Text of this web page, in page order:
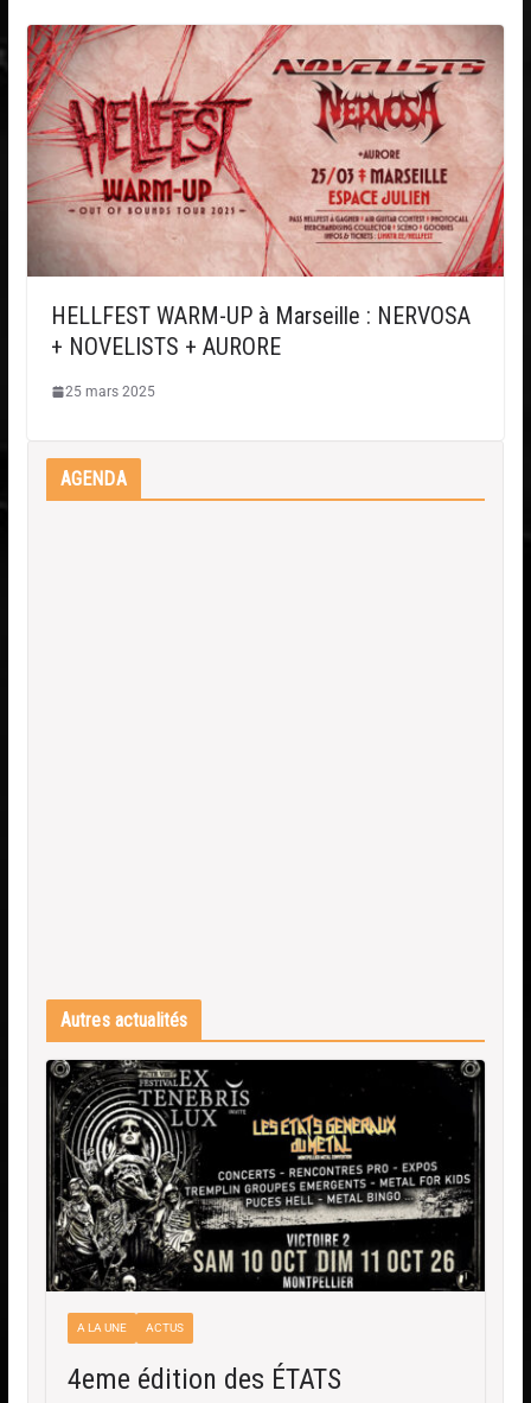
HELLFEST WARM-UP à Marseille : NERVOSA
+ NOVELISTS + AURORE
25 mars 2025
AGENDA
Autres actualités
A LA UNE ACTUS
4eme édition des ÉTATS